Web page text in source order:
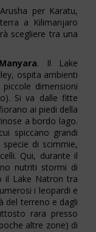
per Karatu,
a Kilimanjaro
scegliere tra una
. Il Lake
ospita ambienti
dimensioni
Si va dalle fitte
ai piedi della
a bordo lago.
spiccano grandi
di scimmie,
Qui, durante il
nutriti stormi di
il Lake Natron tra
i leopardi e
del terreno e dagli
rara presso
altre zone) di